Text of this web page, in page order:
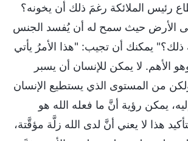
رئيس الملائكة رغمَ ذلك أن يخونه؟
الأرض حيث سمح له أن يُفسد الجنس
ذلك؟" يمكنك أن تجيب: "هذا الأمرُ يأتي
الأهم. لا يمكن للإنسان أن يسبر
ولكن من المستوى الذي يستطيع الإنسان
يمكن رؤية أنَّ ما فعله الله هو
هذا لا يعني أنَّ لدى الله زلَّة مؤقَّتة،